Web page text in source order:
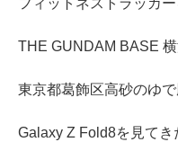
THE GUNDAM BASE
東京都葛飾区高砂のゆ
Galaxy Z Fold8を見てき